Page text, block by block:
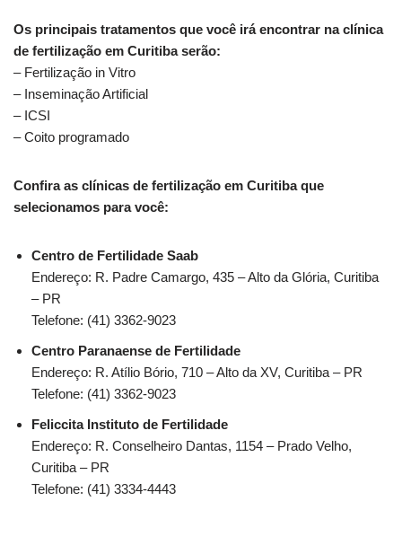
Os principais tratamentos que você irá encontrar na clínica
de fertilização em Curitiba serão:
– Fertilização in Vitro
– Inseminação Artificial
– ICSI
– Coito programado
Confira as clínicas de fertilização em Curitiba que
selecionamos para você:
Centro de Fertilidade Saab
Endereço: R. Padre Camargo, 435 – Alto da Glória, Curitiba
– PR
Telefone: (41) 3362-9023
Centro Paranaense de Fertilidade
Endereço: R. Atílio Bório, 710 – Alto da XV, Curitiba – PR
Telefone: (41) 3362-9023
Feliccita Instituto de Fertilidade
Endereço: R. Conselheiro Dantas, 1154 – Prado Velho,
Curitiba – PR
Telefone: (41) 3334-4443